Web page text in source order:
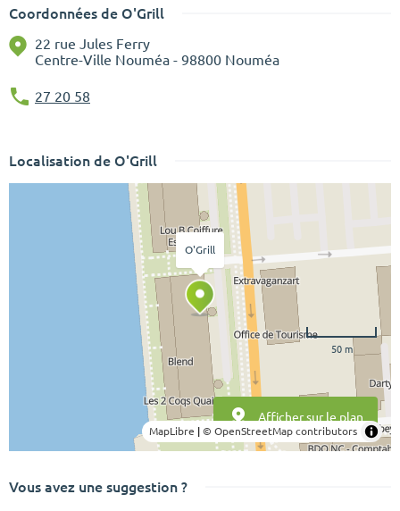
Coordonnées de O'Grill
22 rue Jules Ferry
Centre-Ville Nouméa - 98800 Nouméa
27 20 58
Localisation de O'Grill
50 m
MapLibre | © OpenStreetMap contributors
O'Grill
Afficher sur le plan
Vous avez une suggestion ?